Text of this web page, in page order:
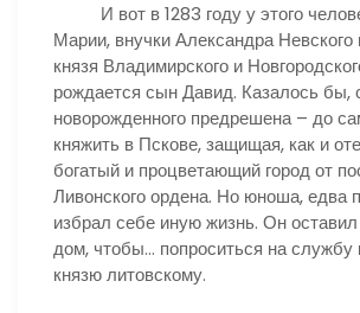
И вот в 1283 году у этого
Марии, внучки Александра Невского
князя Владимирского и
рождается сын Давид. Казалось бы,
новорожденного предрешена – до
княжить в Пскове, защищая, как и
богатый и процветающий город от
Ливонского ордена. Но юноша, едва
избрал себе иную жизнь. Он
дом, чтобы… попроситься на службу
князю литовскому.